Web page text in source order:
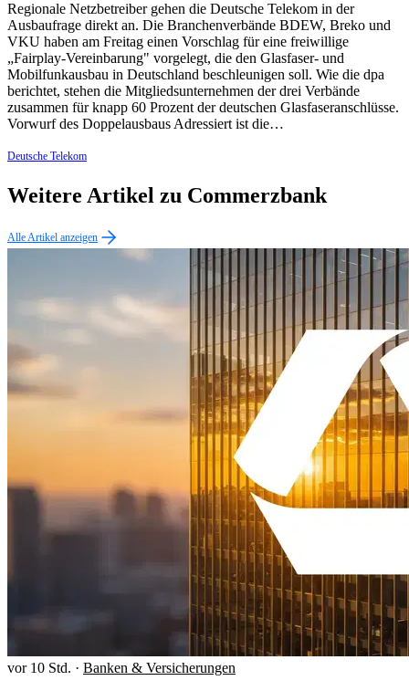
Regionale Netzbetreiber gehen die Deutsche Telekom in der
Ausbaufrage direkt an. Die Branchenverbände BDEW, Breko und
VKU haben am Freitag einen Vorschlag für eine freiwillige
„Fairplay-Vereinbarung" vorgelegt, die den Glasfaser- und
Mobilfunkausbau in Deutschland beschleunigen soll. Wie die dpa
berichtet, stehen die Mitgliedsunternehmen der drei Verbände
zusammen für knapp 60 Prozent der deutschen Glasfaseranschlüsse.
Vorwurf des Doppelausbaus Adressiert ist die…
Deutsche Telekom
Weitere Artikel zu Commerzbank
Alle Artikel anzeigen
vor 10 Std. · Banken & Versicherungen